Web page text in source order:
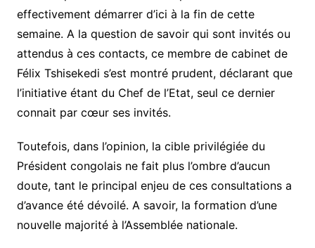
effectivement démarrer d’ici à la fin de cette
semaine. A la question de savoir qui sont invités ou
attendus à ces contacts, ce membre de cabinet de
Félix Tshisekedi s’est montré prudent, déclarant que
l’initiative étant du Chef de l’Etat, seul ce dernier
connait par cœur ses invités.
Toutefois, dans l’opinion, la cible privilégiée du
Président congolais ne fait plus l’ombre d’aucun
doute, tant le principal enjeu de ces consultations a
d’avance été dévoilé. A savoir, la formation d’une
nouvelle majorité à l’Assemblée nationale.